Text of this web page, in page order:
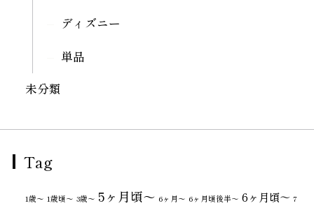
ディズニー
単品
未分類
Tag
1歳〜 1歳頃～ 3歳〜 5ヶ月頃～ 6ヶ月〜 6ヶ月頃後半～ 6ヶ月頃～ 7